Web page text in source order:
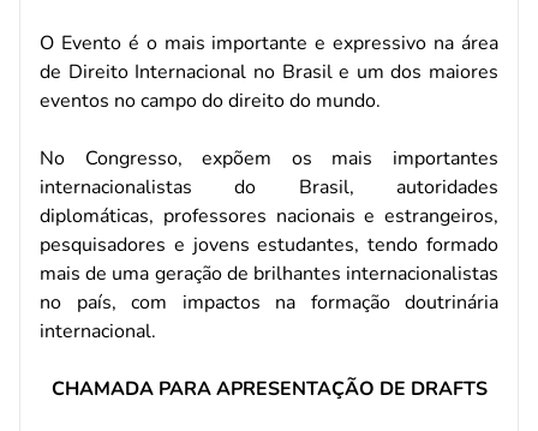
O Evento é o mais importante e expressivo na área
de Direito Internacional no Brasil e um dos maiores
eventos no campo do direito do mundo.
No Congresso, expõem os mais importantes
internacionalistas do Brasil, autoridades
diplomáticas, professores nacionais e estrangeiros,
pesquisadores e jovens estudantes, tendo formado
mais de uma geração de brilhantes internacionalistas
no país, com impactos na formação doutrinária
internacional.
CHAMADA PARA APRESENTAÇÃO DE DRAFTS